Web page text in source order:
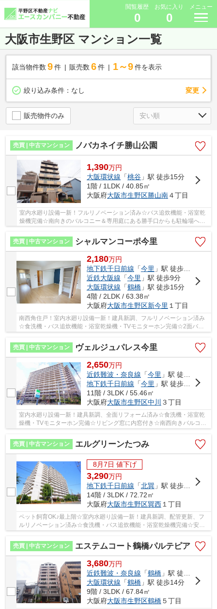
閲覧履歴
0
お気に入り
0
メニュー
大阪市生野区 マンション一覧
該当物件数 9件 販売数 6 件 1～9 件を表示
絞り込み条件： なし 変更
販売物件のみ
売買 | 中古マンション ノバカネイチ勝山公園
1,390万円
大阪環状線 「桃谷 」駅 徒歩15分
1階 / 1LDK / 40.85㎡
大阪府大阪市生野区勝山南４丁目
室内水廻り設備一新！フルリノベーション済み☆バス追炊機能・浴室乾
燥機完備☆南向きのバルコニー＆専用庭にある勝手口からも駐輪場へ出
売買 | 中古マンション
シャルマンコーポ今里
2,180万円
地下鉄千日前線 「今里 」駅 徒歩6分
近鉄大阪線 「今里 」駅 徒歩9分
大阪環状線 「鶴橋」駅 徒歩15分
4階 / 2LDK / 63.38㎡
大阪府大阪市生野区新今里 １丁目
南西角住戸！室内水廻り設備一新！建具新調、フルリノベーション済み
☆食洗機・バス追炊機能・浴室乾燥機・TVモニターホン完備☆2面バル
売買 | 中古マンション
ヴェルジュパレス今里
2,650万円
近鉄難波・奈良線 「今里 」駅 徒歩11分
地下鉄千日前線 「今里 」駅 徒歩13分
11階 / 3LDK / 55.46㎡
大阪府大阪市生野区中川 ３丁目
室内水廻り設備一新！建具新調、全面リフォーム済み☆食洗機・浴室乾
燥機・TVモニターホン完備☆リビング窓に内窓付き☆南西向きバルコニ
売買 | 中古マンション
エルグリーンたつみ
8月7日 値下げ
3,290万円
地下鉄千日前線 「北巽」駅 徒歩14分
14階 / 3LDK / 72.72㎡
大阪府大阪市生野区巽西１丁目
ペット飼育OK♪最上階☆室内水廻り設備一新！建具新調、配管更新、フ
ルリノベーション済み☆食洗機・バス追炊機能・浴室乾燥機完備☆安心
のアフターサービス保証付き☆24時間365日緊急対応...
売買 | 中古マンション
エステムコート鶴橋パルテピア
3,680万円
近鉄難波・奈良線 「鶴橋」駅 徒歩12分
大阪環状線 「鶴橋」駅 徒歩14分
9階 / 3LDK / 67.84㎡
大阪府大阪市生野区鶴橋５丁目